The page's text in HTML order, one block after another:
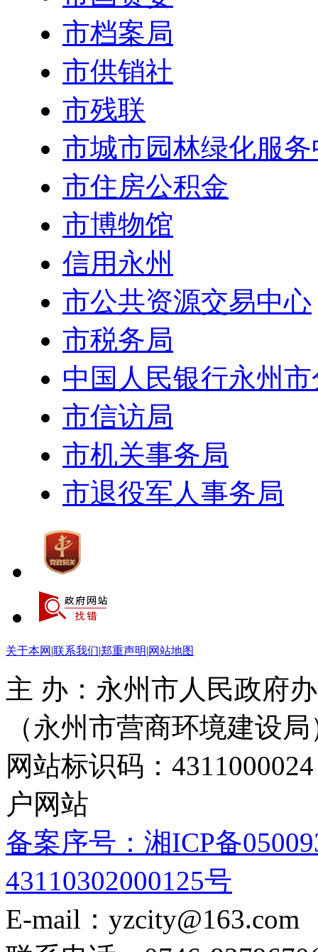
市档案局
市供销社
市残联
市城市园林绿化服
市住房公积金
市博物馆
信用永州
市公共资源交易中心
市税务局
中国人民银行永州
市信访局
市机关事务局
市退役军人事务局
关于本网 |联系我们|郑重声明|网站地图
主 办：永州市人民政府
（永州市营商环境建设局
网站标识码：
户网站
备案序号：湘ICP备
43110302000125号
E-mail：yzcity@163.com